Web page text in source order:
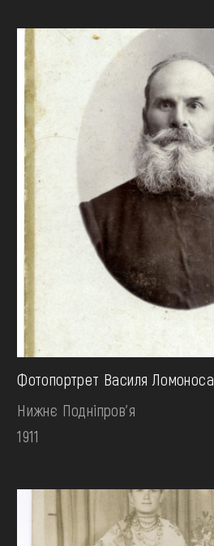
Фотопортрет Василя Ломоноса
Нижнє Подніпров'я
1911